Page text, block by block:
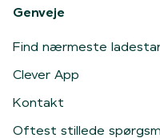
Genveje
Find nærmeste
Clever App
Kontakt
Oftest stillede